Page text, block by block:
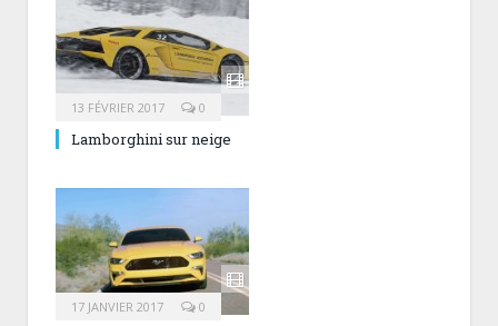
13 FÉVRIER 2017 0
Lamborghini sur neige
17 JANVIER 2017 0